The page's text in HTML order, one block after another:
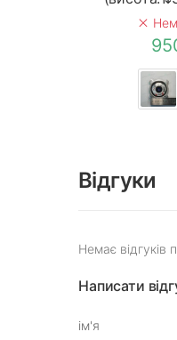
Відгуки
Немає відгуків
Написати
ім'я